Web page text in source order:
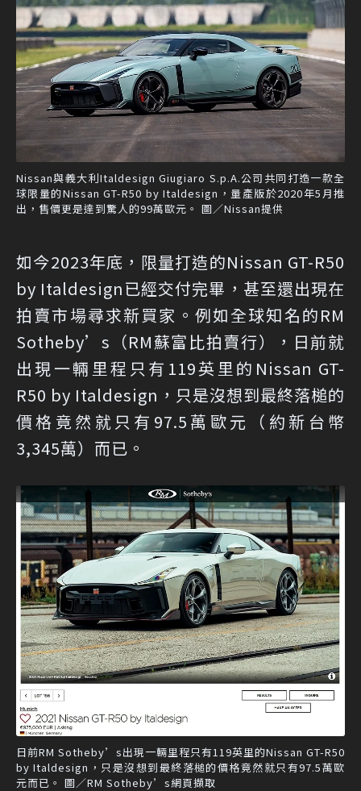
Nissan與義大利Italdesign Giugiaro S.p.A.公司共同打造一款全
球限量的Nissan GT-R50 by Italdesign，量產版於2020年5月推
出，售價更是達到驚人的99萬歐元。 圖／Nissan提供
如今2023年底，限量打造的Nissan GT-R50
by Italdesign已經交付完畢，甚至還出現在
拍賣市場尋求新買家。例如全球知名的RM
Sotheby’s（RM蘇富比拍賣行），日前就
出現一輛里程只有119英里的Nissan GT-
R50 by Italdesign，只是沒想到最終落槌的
價格竟然就只有97.5萬歐元（約新台幣
3,345萬）而已。
日前RM Sotheby’s出現一輛里程只有119英里的Nissan GT-R50
by Italdesign，只是沒想到最終落槌的價格竟然就只有97.5萬歐
元而已。 圖／RM Sotheby’s網頁擷取